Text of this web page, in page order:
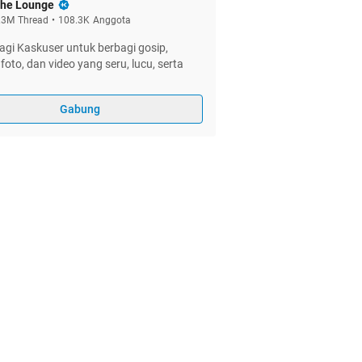
Lounge
Thread • 108.3K Anggota
Kaskuser untuk berbagi gosip,
dan video yang seru, lucu, serta
Gabung